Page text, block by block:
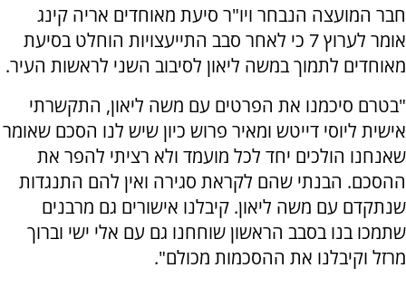
חבר המועצה הנבחר ויו"ר סיעת מאוחדים אריה קינג
אומר לערוץ 7 כי לאחר סבב התייעצויות הוחלט בסיעת
מאוחדים לתמוך במשה ליאון לסיבוב השני לראשות העיר.
"בטרם סיכמנו את הפרטים עם משה ליאון, התקשרתי
אישית ליוסי דייטש ומאיר פרוש כיון שיש לנו הסכם שאומר
שאנחנו הולכים יחד לכל מועמד ולא רציתי להפר את
ההסכם. הבנתי שהם לקראת סגירה ואין להם התנגדות
שנתקדם עם משה ליאון. קיבלנו אישורים גם מרבנים
שתמכו בנו בסבב הראשון שוחחנו גם עם אלי ישי וברוך
מרזל וקיבלנו את ההסכמות מכולם".